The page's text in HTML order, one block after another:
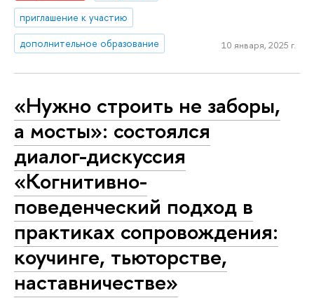
приглашение к участию
дополнительное образование
10 января, 2025 г.
«Нужно строить не заборы,
а мосты»: состоялся
диалог-дискуссия
«Когнитивно-
поведенческий подход в
практиках сопровождения:
коучинге, тьюторстве,
наставничестве»